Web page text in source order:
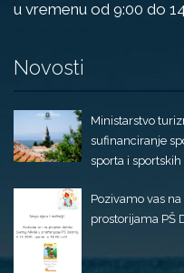
u vremenu od 9:00 do
Novosti
Ministarstvo
sufinanciranje
sporta i
Pozivamo vas
prostorijama PŠ